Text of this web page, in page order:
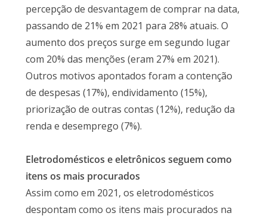
percepção de desvantagem de comprar na data,
passando de 21% em 2021 para 28% atuais. O
aumento dos preços surge em segundo lugar
com 20% das menções (eram 27% em 2021).
Outros motivos apontados foram a contenção
de despesas (17%), endividamento (15%),
priorização de outras contas (12%), redução da
renda e desemprego (7%).
Eletrodomésticos e eletrônicos seguem como
itens os mais procurados
Assim como em 2021, os eletrodomésticos
despontam como os itens mais procurados na